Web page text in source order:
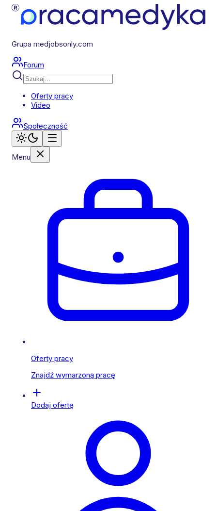
Grupa medjobsonly.com
Forum
Oferty pracy
Video
Społeczność
Menu
Oferty pracy
Znajdź wymarzoną pracę
Dodaj ofertę